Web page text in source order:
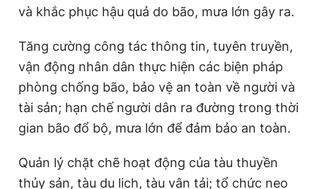
và khắc phục hậu quả do bão, mưa lớn gây ra.
Tăng cường công tác thông tin, tuyên truyền,
vận động nhân dân thực hiện các biện pháp
phòng chống bão, bảo vệ an toàn về người và
tài sản; hạn chế người dân ra đường trong thời
gian bão đổ bộ, mưa lớn để đảm bảo an toàn.
Quản lý chặt chẽ hoạt động của tàu thuyền
thủy sản, tàu du lịch, tàu vận tải; tổ chức neo